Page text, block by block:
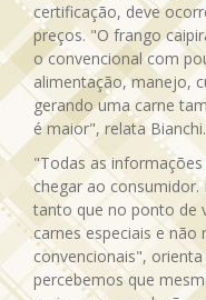
certificação, deve
preços. "O frango
o convencional com
alimentação, manejo,
gerando uma carne
é maior", relata Bianchi.
"Todas as
chegar ao
tanto que no ponto de
carnes especiais e
convencionais",
percebemos que